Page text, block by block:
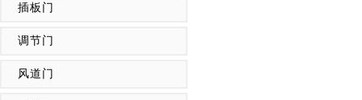
插板门
调节门
风道门